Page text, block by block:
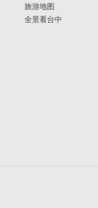
旅游地图
全景看台中